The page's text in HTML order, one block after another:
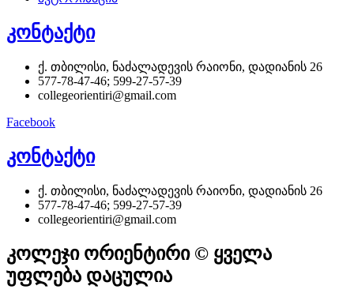
კონტაქტი
ქ. თბილისი, ნაძალადევის რაიონი, დადიანის 26
577-78-47-46; 599-27-57-39
collegeorientiri@gmail.com
Facebook
კონტაქტი
ქ. თბილისი, ნაძალადევის რაიონი, დადიანის 26
577-78-47-46; 599-27-57-39
collegeorientiri@gmail.com
კოლეჯი ორიენტირი © ყველა
უფლება დაცულია